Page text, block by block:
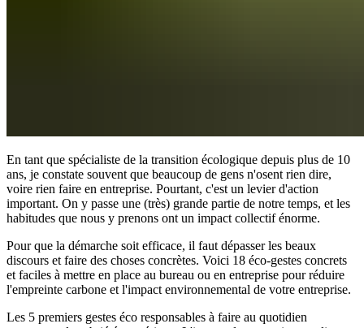
En tant que spécialiste de la transition écologique depuis plus de 10
ans, je constate souvent que beaucoup de gens n'osent rien dire,
voire rien faire en entreprise. Pourtant, c'est un levier d'action
important. On y passe une (très) grande partie de notre temps, et les
habitudes que nous y prenons ont un impact collectif énorme.
Pour que la démarche soit efficace, il faut dépasser les beaux
discours et faire des choses concrètes. Voici 18 éco-gestes concrets
et faciles à mettre en place au bureau ou en entreprise pour réduire
l'empreinte carbone et l'impact environnemental de votre entreprise.
Les 5 premiers gestes éco responsables à faire au quotidien